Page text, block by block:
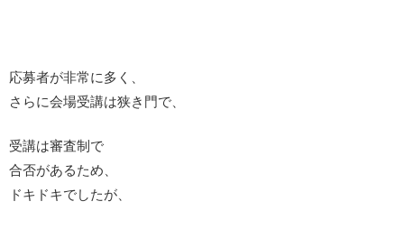
応募者が非常に多く、
さらに会場受講は狭き門で、
受講は審査制で
合否があるため、
ドキドキでしたが、